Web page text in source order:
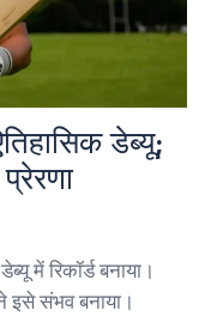
डेब्यू;
में रिकॉर्ड बनाया।
इसे संभव बनाया।